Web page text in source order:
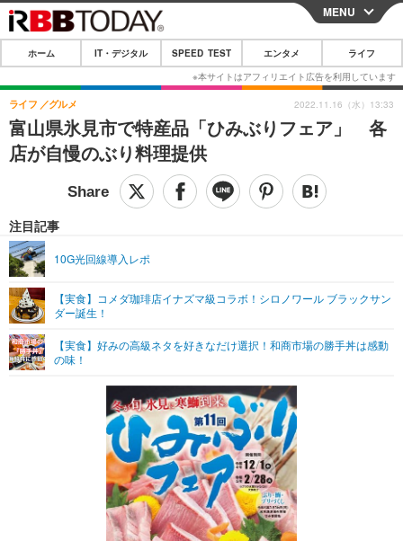
CLOSE
ホーム
IT・デジタル
IT・デジタルTOP スマートフォン
ショッピング その他
SPEED TEST
エンタメTOP 映画・ドラマ
グラビア
ショッピング その他
ライフTOP
その他
リリース一覧
プッシュ通知の停止方法
MENU
ホーム IT・デジタル SPEED TEST エンタメ ライフ
富山県氷見市で特産品「ひみぶりフェア」 各
店が自慢のぶり料理提供
ライフ グルメ
注目記事
10G光回線導入レポ
【実食】コメダ珈琲店イナズマ級コラボ！シロノワール ブラックサン
ダー誕生！
【実食】好みの高級ネタを好きなだけ選択！和商市場の勝手丼は感動
の味！
2022.11.16（水）13:33